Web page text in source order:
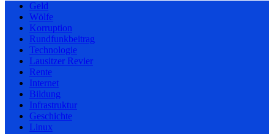
Geld
Wölfe
Korruption
Rundfunkbeitrag
Technologie
Lausitzer Revier
Rente
Internet
Bildung
Infrastruktur
Geschichte
Linux